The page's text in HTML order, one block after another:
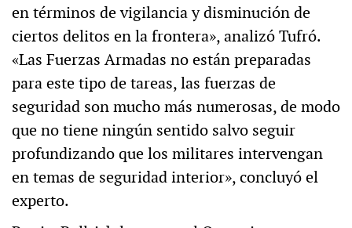
en términos de vigilancia y disminución de
ciertos delitos en la frontera», analizó Tufró.
«Las Fuerzas Armadas no están preparadas
para este tipo de tareas, las fuerzas de
seguridad son mucho más numerosas, de modo
que no tiene ningún sentido salvo seguir
profundizando que los militares intervengan
en temas de seguridad interior», concluyó el
experto.